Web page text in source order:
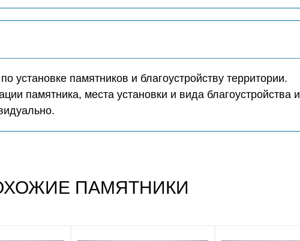
установке памятников и благоустройству территории.
памятника, места установки и вида благоустройства и
ПАМЯТНИКИ